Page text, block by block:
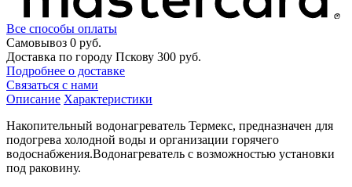
Все способы оплаты
Самовывоз 0 руб.
Доставка по городу Пскову 300 руб.
Подробнее о доставке
Связаться с нами
Описание Характеристики
Накопительный водонагреватель Термекс, предназначен для
подогрева холодной воды и организации горячего
водоснабжения.Водонагреватель с возможностью установки
под раковину.